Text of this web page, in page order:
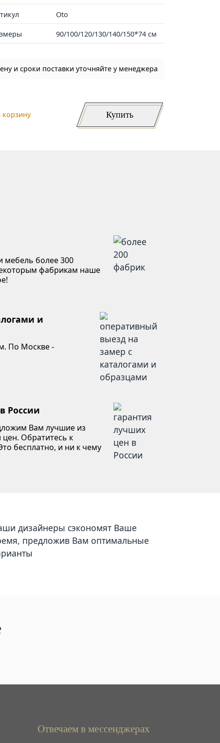
Oto
90/100/120/130/140/150*74 см
и сроки поставки уточняйте у менеджера
корзину Купить
мебель более 300
фабрикам наше
и
По Москве -
России
Вам лучшие из
Обратитесь к
бесплатно, и ни к чему
дизайнеры сэкономят Ваше
предложив Вам оптимальные
Отвечаем в мессенджерах